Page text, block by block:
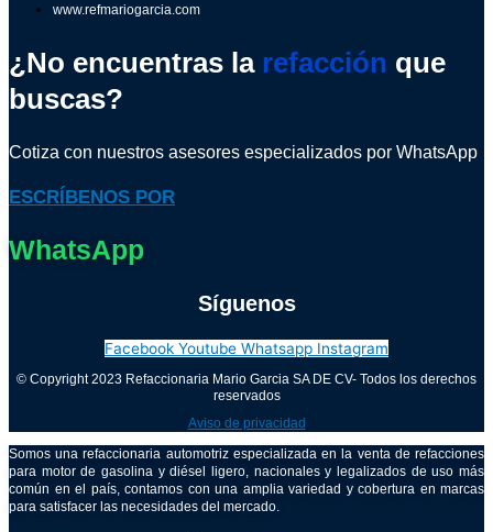
www.refmariogarcia.com
¿No encuentras la refacción que
buscas?
Cotiza con nuestros asesores especializados por WhatsApp
ESCRÍBENOS POR
WhatsApp
Síguenos
Facebook Youtube Whatsapp Instagram
© Copyright 2023 Refaccionaria Mario Garcia SA DE CV- Todos los derechos
reservados
Aviso de privacidad
Somos una refaccionaria automotriz especializada en la venta de refacciones
para motor de gasolina y diésel ligero, nacionales y legalizados de uso más
común en el país, contamos con una amplia variedad y cobertura en marcas
para satisfacer las necesidades del mercado.